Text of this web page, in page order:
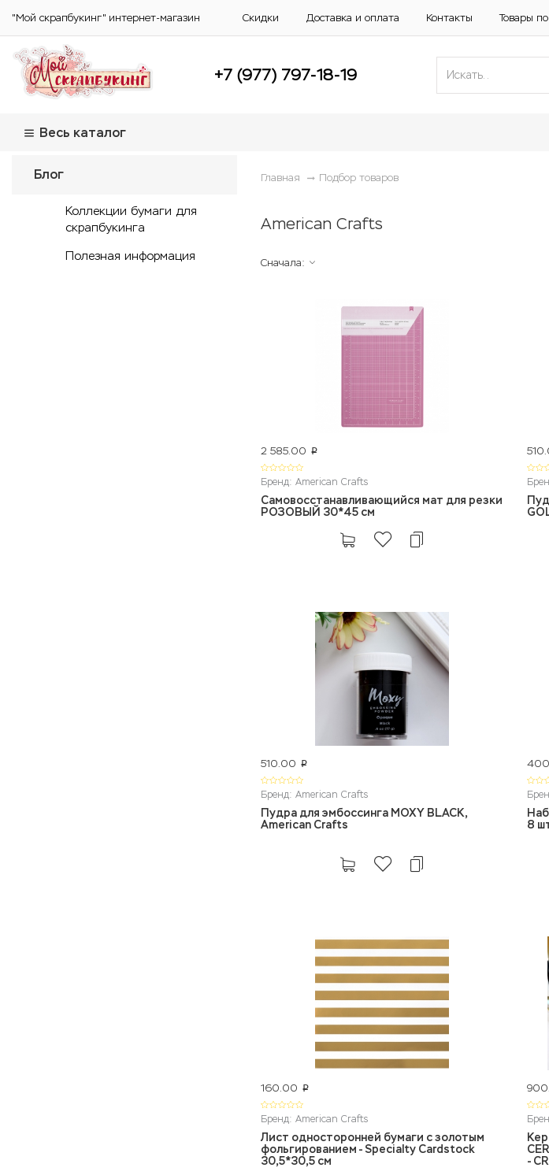
"Мой скрапбукинг" интернет-магазин Скидки Доставка и оплата Контакты Товары
+7 (977) 797-18-19
Весь каталог
Блог
Коллекции бумаги для
скрапбукинга
Полезная информация
Главная Подбор товаров
American Crafts
Сначала:
2 585.00 p
Бренд: American Crafts
Самовосстанавливающийся мат для резки
РОЗОВЫЙ 30*45 см
510.00 p
Бренд: American Crafts
Пудра для эмбоссинга MOXY BLACK,
American Crafts
8
160.00 p
Бренд: American Crafts
Лист односторонней бумаги с золотым
фольгированием - Specialty Cardstock
30,5*30,5 см
-